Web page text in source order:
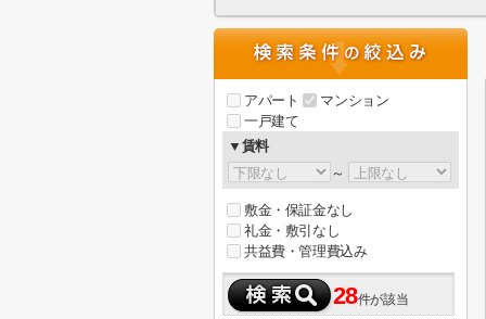
アパート
マンション
一戸建て
▼賃料
～
敷金・保証金なし
礼金・敷引なし
共益費・管理費込み
28件が該当